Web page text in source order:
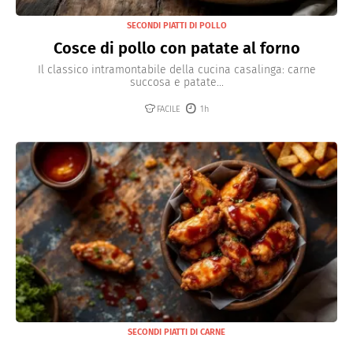
SECONDI PIATTI DI POLLO
Cosce di pollo con patate al forno
Il classico intramontabile della cucina casalinga: carne
succosa e patate...
FACILE 1h
SECONDI PIATTI DI CARNE